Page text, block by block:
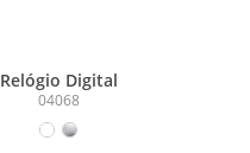
Relógio Digital
04068